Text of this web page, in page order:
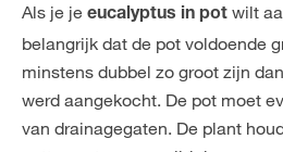
Als je je eucalyptus in pot wilt
belangrijk dat de pot voldoende
minstens dubbel zo groot zijn
werd aangekocht. De pot moet
van drainagegaten. De plant